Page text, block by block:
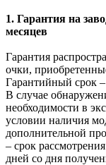
1. Гарантия на
месяцев
Гарантия
очки,
Гарантийный срок
В случае
необходимости в
условии наличия
дополнительной
– срок
дней со дня